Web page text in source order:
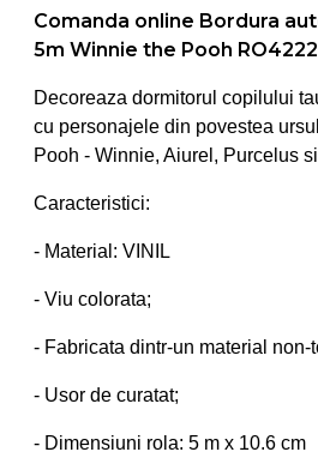
Comanda online Bordura
5m Winnie the Pooh
Decoreaza dormitorul copilului
cu personajele din povestea
Pooh - Winnie, Aiurel, Purcelus
Caracteristici:
- Material: VINIL
- Viu colorata;
- Fabricata dintr-un material non-
- Usor de curatat;
- Dimensiuni rola: 5 m x 10.6 cm